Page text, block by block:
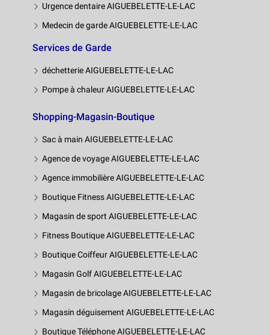
Urgence dentaire AIGUEBELETTE-LE-LAC
Medecin de garde AIGUEBELETTE-LE-LAC
Services de Garde
déchetterie AIGUEBELETTE-LE-LAC
Pompe à chaleur AIGUEBELETTE-LE-LAC
Shopping-Magasin-Boutique
Sac à main AIGUEBELETTE-LE-LAC
Agence de voyage AIGUEBELETTE-LE-LAC
Agence immobilière AIGUEBELETTE-LE-LAC
Boutique Fitness AIGUEBELETTE-LE-LAC
Magasin de sport AIGUEBELETTE-LE-LAC
Fitness Boutique AIGUEBELETTE-LE-LAC
Boutique Coiffeur AIGUEBELETTE-LE-LAC
Magasin Golf AIGUEBELETTE-LE-LAC
Magasin de bricolage AIGUEBELETTE-LE-LAC
Magasin déguisement AIGUEBELETTE-LE-LAC
Boutique Téléphone AIGUEBELETTE-LE-LAC